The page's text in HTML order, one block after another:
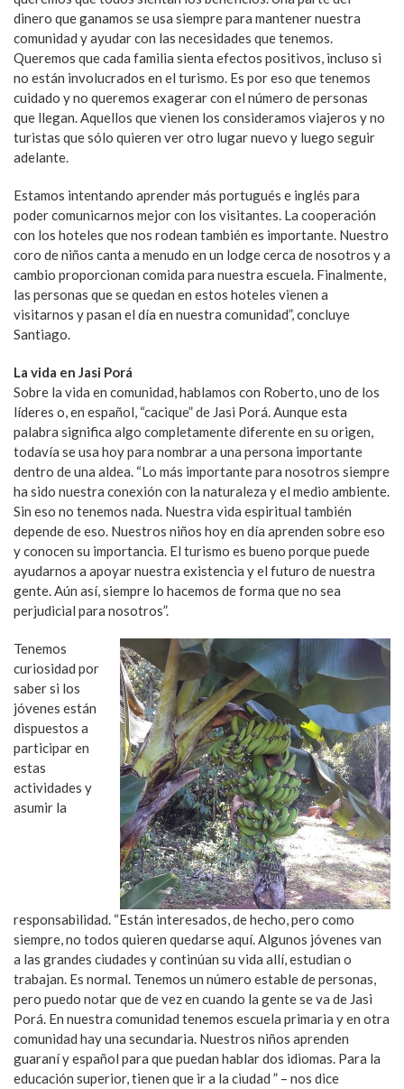
dinero que ganamos se usa siempre para mantener nuestra
comunidad y ayudar con las necesidades que tenemos.
Queremos que cada familia sienta efectos positivos, incluso si
no están involucrados en el turismo. Es por eso que tenemos
cuidado y no queremos exagerar con el número de personas
que llegan. Aquellos que vienen los consideramos viajeros y no
turistas que sólo quieren ver otro lugar nuevo y luego seguir
adelante.
Estamos intentando aprender más portugués e inglés para
poder comunicarnos mejor con los visitantes. La cooperación
con los hoteles que nos rodean también es importante. Nuestro
coro de niños canta a menudo en un lodge cerca de nosotros y a
cambio proporcionan comida para nuestra escuela. Finalmente,
las personas que se quedan en estos hoteles vienen a
visitarnos y pasan el día en nuestra comunidad”, concluye
Santiago.
La vida en Jasi Porá
Sobre la vida en comunidad, hablamos con Roberto, uno de los
líderes o, en español, “cacique” de Jasi Porá. Aunque esta
palabra significa algo completamente diferente en su origen,
todavía se usa hoy para nombrar a una persona importante
dentro de una aldea. “Lo más importante para nosotros siempre
ha sido nuestra conexión con la naturaleza y el medio ambiente.
Sin eso no tenemos nada. Nuestra vida espiritual también
depende de eso. Nuestros niños hoy en día aprenden sobre eso
y conocen su importancia. El turismo es bueno porque puede
ayudarnos a apoyar nuestra existencia y el futuro de nuestra
gente. Aún así, siempre lo hacemos de forma que no sea
perjudicial para nosotros”.
Tenemos
curiosidad por
saber si los
jóvenes están
dispuestos a
participar en
estas
actividades y
asumir la
responsabilidad. “Están interesados, de hecho, pero como
siempre, no todos quieren quedarse aquí. Algunos jóvenes van
a las grandes ciudades y continúan su vida allí, estudian o
trabajan. Es normal. Tenemos un número estable de personas,
pero puedo notar que de vez en cuando la gente se va de Jasi
Porá. En nuestra comunidad tenemos escuela primaria y en otra
comunidad hay una secundaria. Nuestros niños aprenden
guaraní y español para que puedan hablar dos idiomas. Para la
educación superior, tienen que ir a la ciudad ” – nos dice